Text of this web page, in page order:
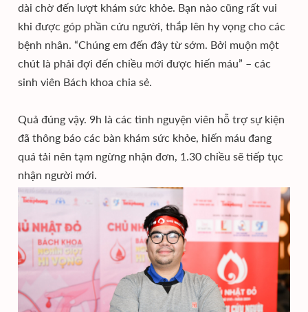
dài chờ đến lượt khám sức khỏe. Bạn nào cũng rất vui
khi được góp phần cứu người, thắp lên hy vọng cho các
bệnh nhân. “Chúng em đến đây từ sớm. Bởi muộn một
chút là phải đợi đến chiều mới được hiến máu” – các
sinh viên Bách khoa chia sẻ.
Quả đúng vậy. 9h là các tình nguyện viên hỗ trợ sự kiện
đã thông báo các bàn khám sức khỏe, hiến máu đang
quá tải nên tạm ngừng nhận đơn, 1.30 chiều sẽ tiếp tục
nhận người mới.